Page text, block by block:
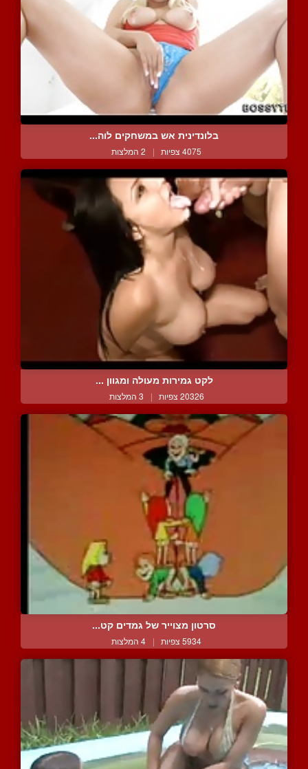
בלונדינית אש במשחקים לוה...
4075 צפיות | 2 המלצות
לקט גמירות מעולה ומגוון ...
20326 צפיות | 3 המלצות
סרטון מצוייר של גמדים קט...
5934 צפיות | 4 המלצות